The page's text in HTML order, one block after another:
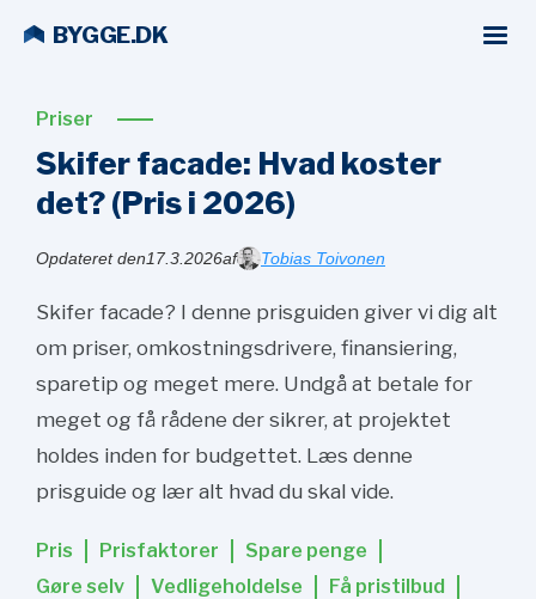
BYGGE.DK
Priser
Skifer facade: Hvad koster
det? (Pris i 2026)
Opdateret den17.3.2026af Tobias Toivonen
Skifer facade? I denne prisguiden giver vi dig alt
om priser, omkostningsdrivere, finansiering,
sparetip og meget mere. Undgå at betale for
meget og få rådene der sikrer, at projektet
holdes inden for budgettet. Læs denne
prisguide og lær alt hvad du skal vide.
Pris Prisfaktorer
Spare penge
Gøre selv
Vedligeholdelse
Få pristilbud